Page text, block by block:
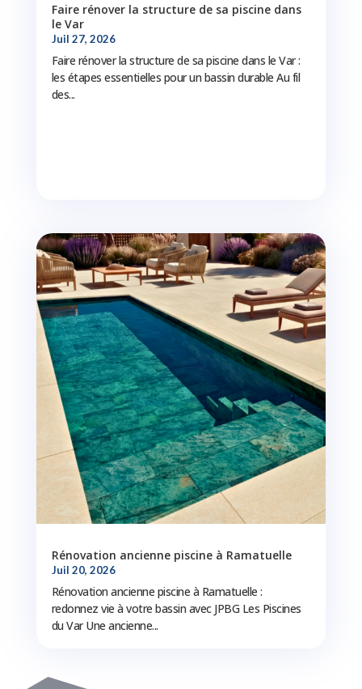
Faire rénover la structure de sa piscine dans
le Var
Juil 27, 2026
Faire rénover la structure de sa piscine dans le Var :
les étapes essentielles pour un bassin durable Au fil
des...
Rénovation ancienne piscine à Ramatuelle
Juil 20, 2026
Rénovation ancienne piscine à Ramatuelle :
redonnez vie à votre bassin avec JPBG Les Piscines
du Var Une ancienne...